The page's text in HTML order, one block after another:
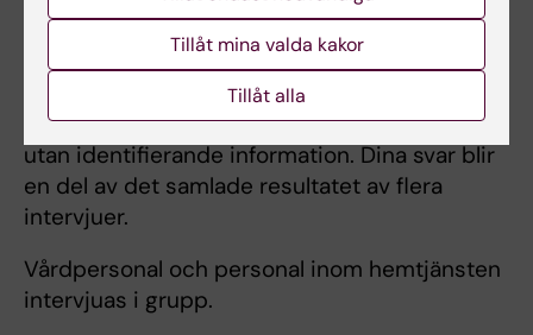
inte att delas med din vårdcentral eller läkare.
Intervjun kommer att spelas in på ljudfil för att
sedan skrivas ut ordagrant. I analyserna av det
skriftliga materialet hanteras alla intervjuer
utan identifierande information. Dina svar blir
en del av det samlade resultatet av flera
intervjuer.
Vårdpersonal och personal inom hemtjänsten
intervjuas i grupp.
Tillåt mina valda kakor
Tillåt alla